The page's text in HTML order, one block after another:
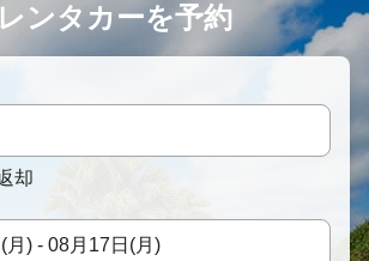
ンタカーを予約
却